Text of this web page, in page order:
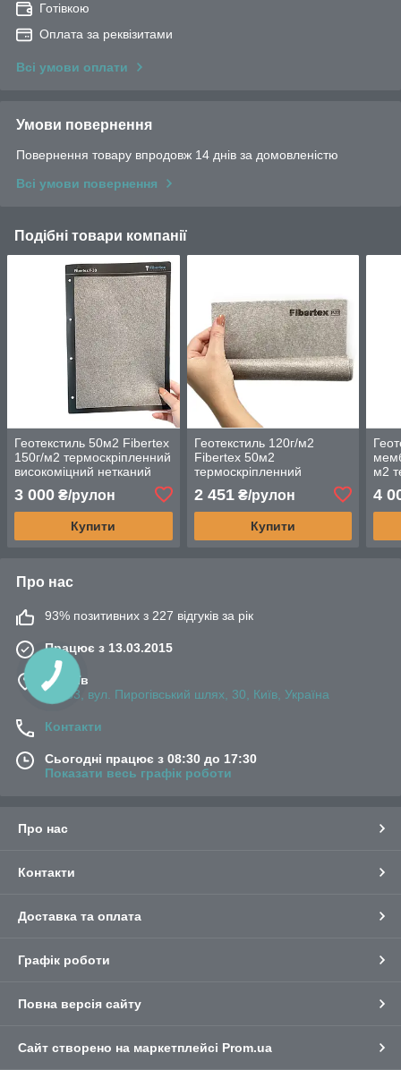
Готівкою
Оплата за реквізитами
Всі умови оплати
Умови повернення
Повернення товару впродовж 14 днів за домовленістю
Всі умови повернення
Подібні товари компанії
Геотекстиль 50м2 Fibertex
150г/м2 термоскріпленний
високоміцний нетканий
матеріал для ландшафту
та будівництва
3 000 ₴/рулон
Купити
Геотекстиль 120г/м2
Fibertex 50м2
термоскріпленний
високоякісного
поліпропілену
2 451₴/рулон
Купити
м2
4
Про нас
93% позитивних з 227 відгуків за рік
Працює з 13.03.2015
м. Київ
03083, вул. Пирогівський шлях, 30, Київ, Україна
Контакти
Сьогодні працює з 08:30 до 17:30
Показати весь графік роботи
Про нас
Контакти
Доставка та оплата
Графік роботи
Повна версія сайту
Сайт створено на маркетплейсі Prom.ua